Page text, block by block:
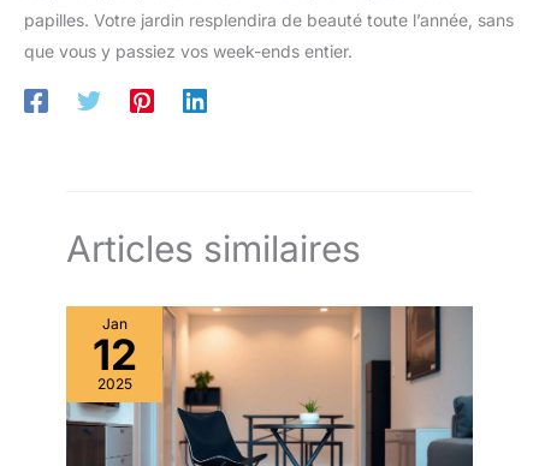
papilles. Votre jardin resplendira de beauté toute l’année, sans
que vous y passiez vos week-ends entier.
Articles similaires
Jan
12
2025